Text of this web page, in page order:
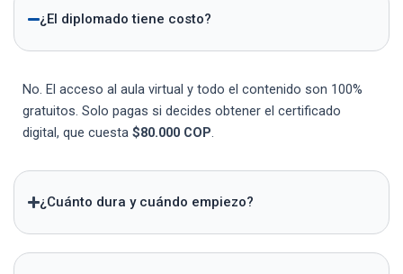
¿El diplomado tiene costo?
No. El acceso al aula virtual y todo el contenido son 100%
gratuitos. Solo pagas si decides obtener el certificado
digital, que cuesta $80.000 COP
¿Cuánto dura y cuándo empiezo?